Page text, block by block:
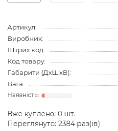
Артикул:
Виробник:
Штрих код:
Код товару:
Габарити (ДхШхВ):
Вага:
Вже куплено: 0 шт.
Переглянуто: 2384 раз(ів)